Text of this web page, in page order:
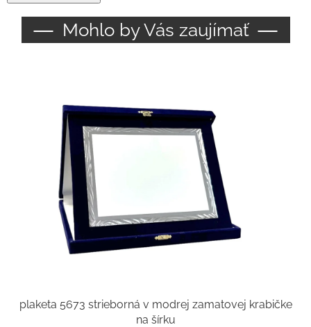
Mohlo by Vás zaujímať
plaketa 5673 strieborná v modrej zamatovej krabičke
na šírku